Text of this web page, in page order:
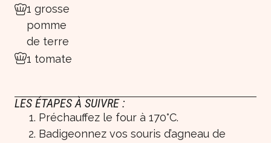
1 grosse
pomme
de terre
1 tomate
LES ÉTAPES À SUIVRE :
Préchauffez le four à 170°C.
Badigeonnez vos souris d’agneau de